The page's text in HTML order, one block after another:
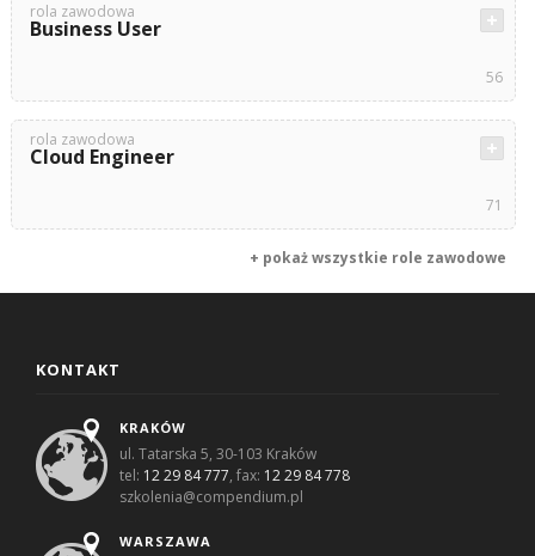
rola zawodowa
Business User
56
rola zawodowa
Cloud Engineer
71
+ pokaż wszystkie role zawodowe
KONTAKT
KRAKÓW
ul. Tatarska 5, 30-103 Kraków
tel: 12 29 84 777, fax: 12 29 84 778
szkolenia@compendium.pl
WARSZAWA